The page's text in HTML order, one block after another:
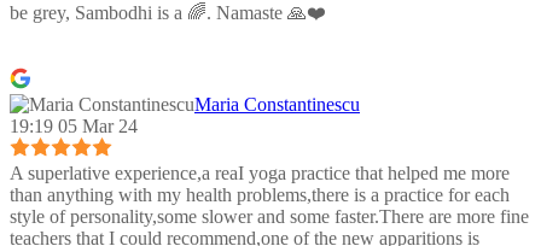
be grey, Sambodhi is a 🌈. Namaste 🙏❤️
Maria Constantinescu
19:19 05 Mar 24
A superlative experience,a reaI yoga practice that helped me more
than anything with my health problems,there is a practice for each
style of personality,some slower and some faster.There are more fine
teachers that I could recommend,one of the new apparitions is